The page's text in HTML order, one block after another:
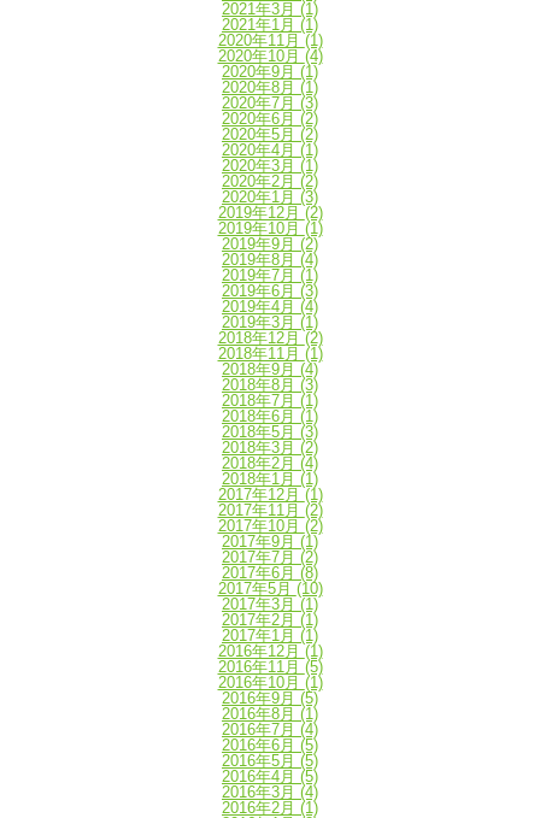
2021年3月 (1)
2021年1月 (1)
2020年11月 (1)
2020年10月 (4)
2020年9月 (1)
2020年8月 (1)
2020年7月 (3)
2020年6月 (2)
2020年5月 (2)
2020年4月 (1)
2020年3月 (1)
2020年2月 (2)
2020年1月 (3)
2019年12月 (2)
2019年10月 (1)
2019年9月 (2)
2019年8月 (4)
2019年7月 (1)
2019年6月 (3)
2019年4月 (4)
2019年3月 (1)
2018年12月 (2)
2018年11月 (1)
2018年9月 (4)
2018年8月 (3)
2018年7月 (1)
2018年6月 (1)
2018年5月 (3)
2018年3月 (2)
2018年2月 (4)
2018年1月 (1)
2017年12月 (1)
2017年11月 (2)
2017年10月 (2)
2017年9月 (1)
2017年7月 (2)
2017年6月 (8)
2017年5月 (10)
2017年3月 (1)
2017年2月 (1)
2017年1月 (1)
2016年12月 (1)
2016年11月 (5)
2016年10月 (1)
2016年9月 (5)
2016年8月 (1)
2016年7月 (4)
2016年6月 (5)
2016年5月 (5)
2016年4月 (5)
2016年3月 (4)
2016年2月 (1)